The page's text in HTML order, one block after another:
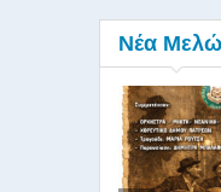
Νέα